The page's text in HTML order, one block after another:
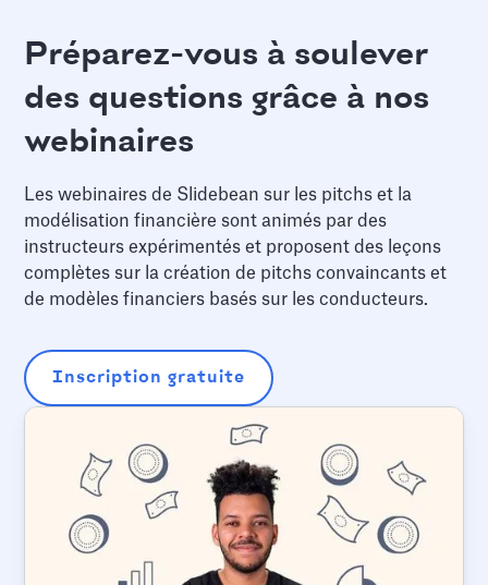
Préparez-vous à soulever
des questions grâce à nos
webinaires
Les webinaires de Slidebean sur les pitchs et la
modélisation financière sont animés par des
instructeurs expérimentés et proposent des leçons
complètes sur la création de pitchs convaincants et
de modèles financiers basés sur les conducteurs.
Inscription gratuite